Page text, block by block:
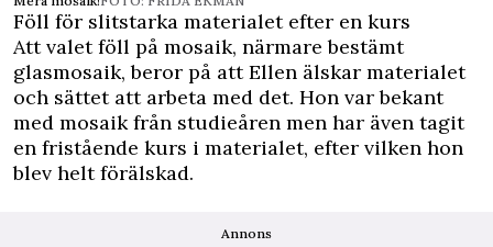
Föll för slitstarka materialet efter en kurs
Att valet föll på mosaik, närmare bestämt
glasmosaik, beror på att Ellen älskar materialet
och sättet att arbeta med det. Hon var bekant
med mosaik från studieåren men har även tagit
en fristående kurs i materialet, efter vilken hon
blev helt förälskad.
Annons